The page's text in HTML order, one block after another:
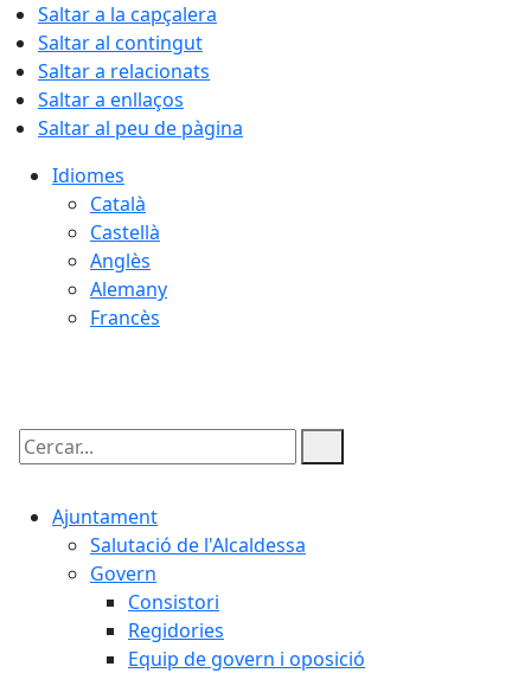
Saltar a la capçalera
Saltar al contingut
Saltar a relacionats
Saltar a enllaços
Saltar al peu de pàgina
Idiomes
Català
Castellà
Anglès
Alemany
Francès
Cercar:
Ajuntament
Salutació de l'Alcaldessa
Govern
Consistori
Regidories
Equip de govern i oposició